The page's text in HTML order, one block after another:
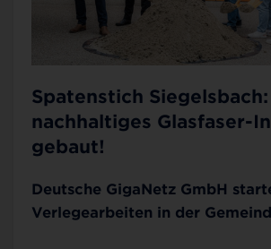
Spatenstich
nachhaltiges Glasfaser-
gebaut!
Deutsche GigaNetz GmbH
Verlegearbeiten in der